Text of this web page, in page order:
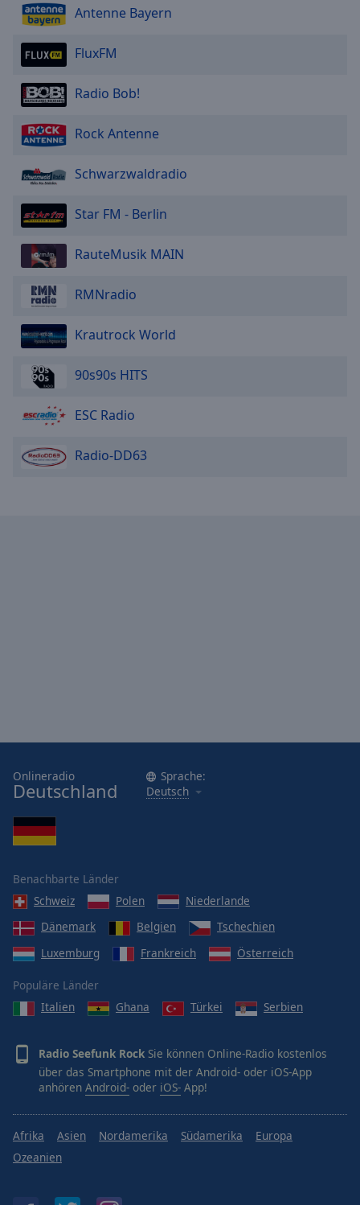
Antenne Bayern
FluxFM
Radio Bob!
Rock Antenne
Schwarzwaldradio
Star FM - Berlin
RauteMusik MAIN
RMNradio
Krautrock World
90s90s HITS
ESC Radio
Radio-DD63
Onlineradio
Deutschland
Sprache:
Deutsch
Benachbarte Länder
Schweiz
Polen
Niederlande
Dänemark
Belgien
Tschechien
Luxemburg
Frankreich Österreich
Populäre Länder
Italien
Ghana Türkei Serbien
Radio Seefunk Rock Sie können Online-Radio kostenlos
über das Smartphone mit der Android- oder iOS-App
anhören Android- oder iOS- App!
Afrika Asien Nordamerika Südamerika
Europa
Ozeanien